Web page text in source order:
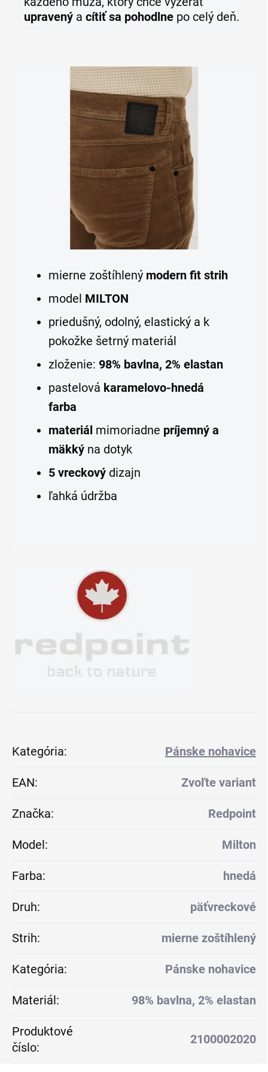
upravený a cítiť sa pohodlne po celý deň.
mierne zoštíhlenýmodern fit strih
model MILTON
priedušný, odolný, elastický a k
pokožke šetrný materiál
zloženie: 98% bavlna, 2% elastan
pastelová karamelovo-hnedá
farba
materiál mimoriadne príjemný a
mäkký na dotyk
5 vreckový dizajn
ľahká údržba
Kategória: Pánske nohavice
EAN: Zvoľte variant
Značka: Redpoint
Model: Milton
Farba: hnedá
Druh: päťvreckové
Strih: mierne zoštíhlený
Kategória: Pánske nohavice
Materiál: 98% bavlna, 2% elastan
Produktové
číslo:
2100002020